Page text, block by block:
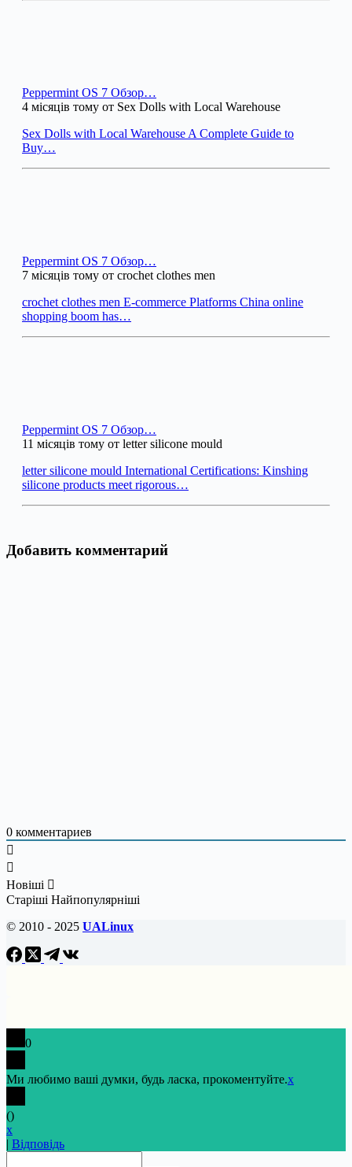
Peppermint OS 7 Обзор…
4 місяців тому от Sex Dolls with Local Warehouse
Sex Dolls with Local Warehouse A Complete Guide to
Buy…
Peppermint OS 7 Обзор…
7 місяців тому от crochet clothes men
crochet clothes men E-commerce Platforms China online
shopping boom has…
Peppermint OS 7 Обзор…
11 місяців тому от letter silicone mould
letter silicone mould International Certifications: Kinshing
silicone products meet rigorous…
Добавить комментарий
0 комментариев
Новіші
Старіші Найпопулярніші
© 2010 - 2025 UALinux
0
Ми любимо ваші думки, будь ласка, прокоментуйте.x
()
x
| Відповідь